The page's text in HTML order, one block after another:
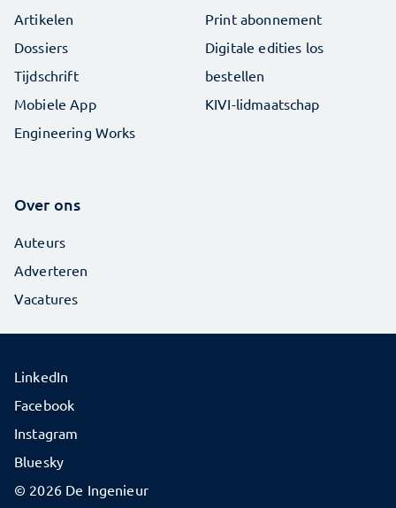
Artikelen
Dossiers
Tijdschrift
Mobiele App
Engineering Works
Print abonnement
Digitale edities los
bestellen
KIVI-lidmaatschap
Over ons
Auteurs
Adverteren
Vacatures
© 2026 De Ingenieur
LinkedIn
Facebook
Instagram
Bluesky